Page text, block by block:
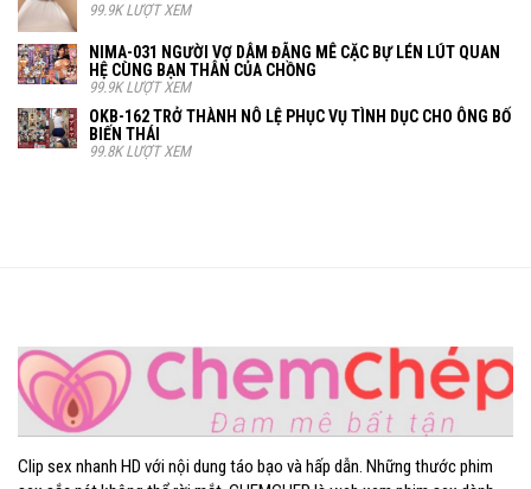
99.9K LƯỢT XEM
NIMA-031 NGƯỜI VỢ DÂM ĐÃNG MÊ CẶC BỰ LÉN LÚT QUAN
HỆ CÙNG BẠN THÂN CỦA CHỒNG
99.9K LƯỢT XEM
OKB-162 TRỞ THÀNH NÔ LỆ PHỤC VỤ TÌNH DỤC CHO ÔNG BỐ
BIẾN THÁI
99.8K LƯỢT XEM
Clip sex nhanh HD với nội dung táo bạo và hấp dẫn. Những thước phim